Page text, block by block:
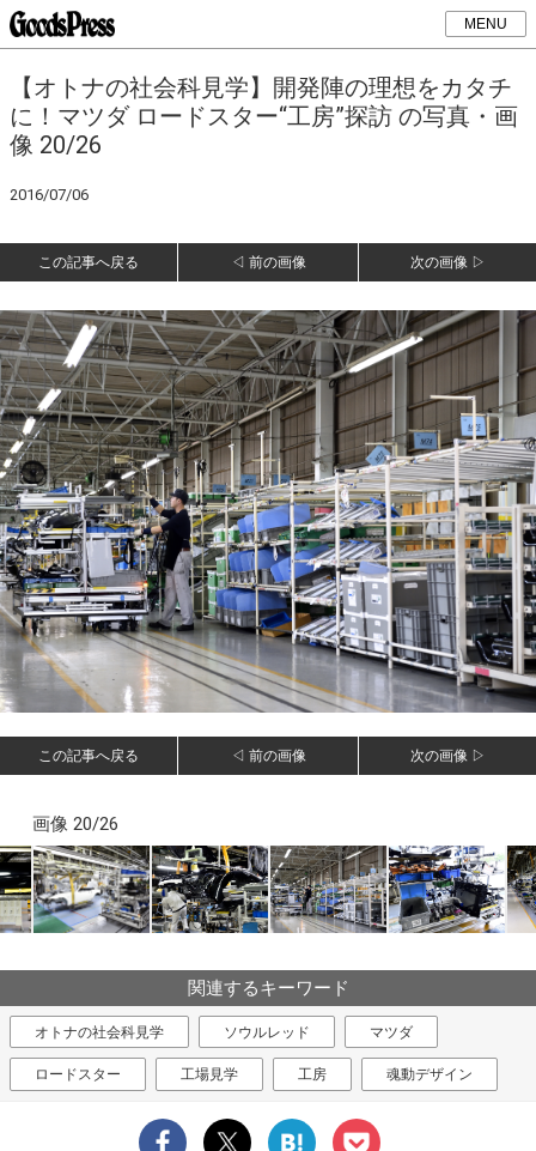
MENU
【オトナの社会科見学】開発陣の理想をカタチ
に！マツダ ロードスター“工房”探訪 の写真・画
像 20/26
2016/07/06
この記事へ戻る ◁ 前の画像 次の画像 ▷
この記事へ戻る ◁ 前の画像 次の画像 ▷
画像 20/26
関連するキーワード
オトナの社会科見学 ソウルレッド マツダ
ロードスター 工場見学 工房 魂動デザイン